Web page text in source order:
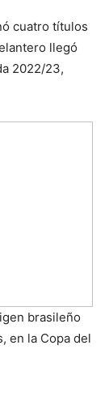
cuatro títulos
llegó
2022/23,
brasileño
en la Copa del